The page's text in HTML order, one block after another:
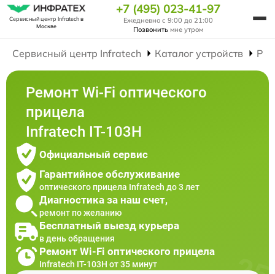
Сервисный центр Infratechв
Москве
+7 (495) 023-41-97
Ежедневно с 9:00 до 21:00
Позвонить мне утром
Сервисный центр Infratech Каталог устройств
Ремонт Wi-Fi оптического
прицела
Infratech IT-103Н
Официальный сервис
Гарантийное обслуживание
оптического прицела Infratech до 3 лет
Диагностика за наш счет,
ремонт по желанию
Бесплатный выезд курьера
в день обращения
Ремонт Wi-Fi оптического прицела
Infratech IT-103Н от 35 минут